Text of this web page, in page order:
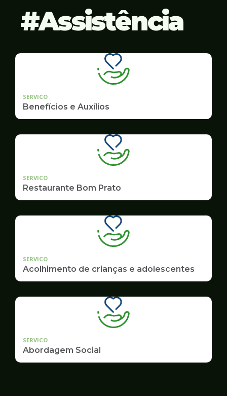
Assistência
SERVICO
Benefícios e Auxílios
SERVICO
Restaurante Bom Prato
SERVICO
Acolhimento de crianças e adolescentes
SERVICO
Abordagem Social